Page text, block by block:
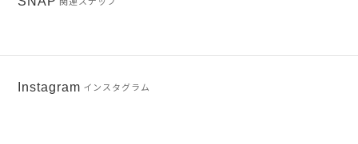
Instagram インスタグラム